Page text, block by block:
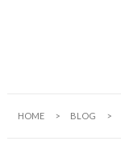
HOME BLOG